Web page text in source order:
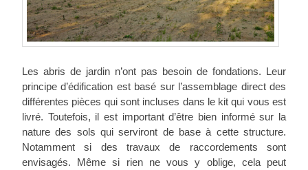
Les abris de jardin n’ont pas besoin de fondations. Leur
principe d’édification est basé sur l’assemblage direct des
différentes pièces qui sont incluses dans le kit qui vous est
livré. Toutefois, il est important d’être bien informé sur la
nature des sols qui serviront de base à cette structure.
Notamment si des travaux de raccordements sont
envisagés. Même si rien ne vous y oblige, cela peut